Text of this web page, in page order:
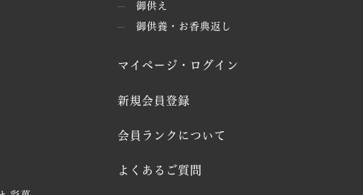
御供え
御供養・お香典返し
マイページ・ログイン
新規会員登録
会員ランクについて
よくあるご質問